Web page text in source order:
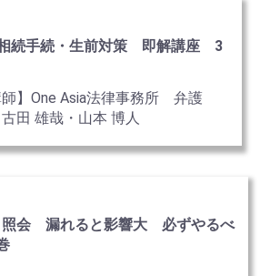
続手続・生前対策 即解講座 3
師】One Asia法律事務所 弁護
田 雄哉・山本 博人
照会 漏れると影響大 必ずやるべ